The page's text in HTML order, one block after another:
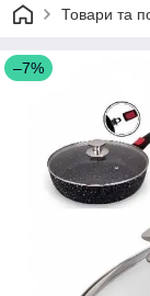
Товари та
–7%